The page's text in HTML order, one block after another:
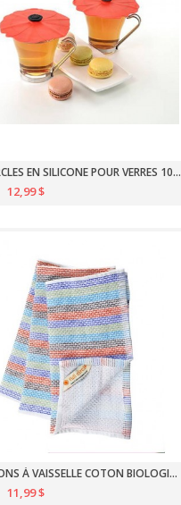
COUVERCLES EN SILICONE POUR VERRES 10CM POPPY PQT 2
12,99 $
TORCHONS À VAISSELLE COTON BIOLOGIQUE 30.5CM PAQUET DE 3
11,99 $